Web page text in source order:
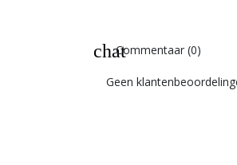
chatCommentaar (0)
Geen